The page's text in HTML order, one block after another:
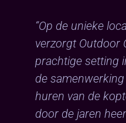
“Op de unieke
verzorgt Outdoor
prachtige setting
de
huren van de
door de jaren